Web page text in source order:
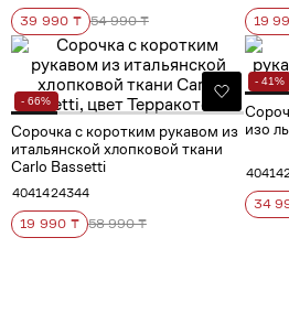
39 990 ₸ 54 990 ₸ 19
- 66%
Сорочка с коротким рукавом из
итальянской хлопковой ткани
Carlo Bassetti
4041424344
19 990 ₸ 58 990 ₸
- 41%
изо
4041
34